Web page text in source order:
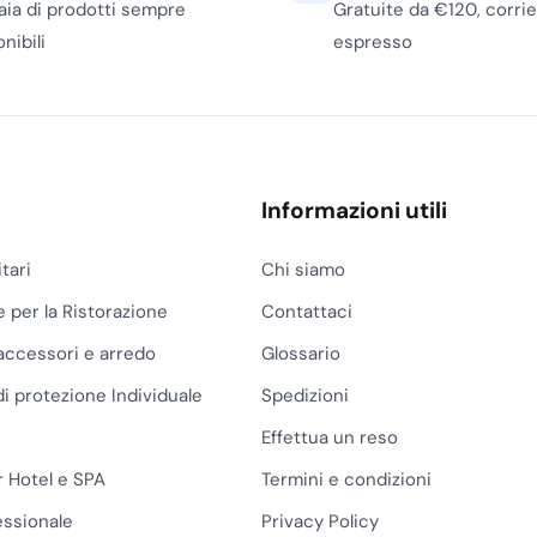
e sulla sensazione
nel dispenser e
in rotolo: un rotolo
o sfilamento
di ristoranti, bar, uffici
ma ha meno
ingressi conviene
riducono il prelievo
di prodotti sempre
Gratuite da €120,
espresso
per la Ristorazione
e arredo
protezione Individuale
e SPA
Informazioni utili
Chi siamo
Contattaci
Glossario
Spedizioni
Effettua un reso
Termini e condizioni
Privacy Policy